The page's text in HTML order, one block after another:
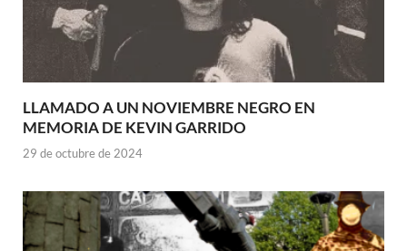
LLAMADO A UN NOVIEMBRE NEGRO EN
MEMORIA DE KEVIN GARRIDO
29 de octubre de 2024